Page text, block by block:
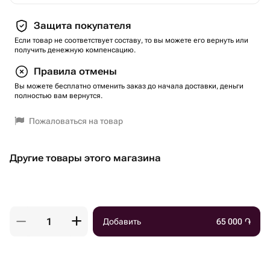
Защита покупателя
Если товар не соответствует составу, то вы можете его вернуть или
получить денежную компенсацию.
Правила отмены
Вы можете бесплатно отменить заказ до начала доставки, деньги
полностью вам вернутся.
Пожаловаться на товар
Другие товары этого магазина
Добавить 65 000 ֏